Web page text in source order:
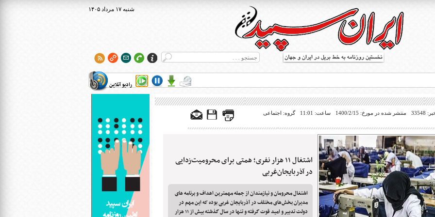
۱۴۰۵ شنبه ۱۷ مرداد
رادیو آنلاین
بریل در جهان
منتشر شده در مورخ: 1400/2/15 ساعت: 11:01 گروه: اجتماعی
اشتغال ۱۱ هزار نفری؛ همتی برای محرومیت‌زدایی
در آذربایجان‌غربی
اشتغال محرومان و نیازمندان از جمله مهمترین اهداف و برنامه های
مدیران بخش‌های مختلف در آذربایجان غربی بوده که این مهم در
دولت تدبیر و امید قوت گرفته و تنها در سال گذشته بیش از ۱۱ هزار